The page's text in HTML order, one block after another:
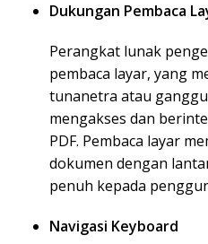
Dukungan Pembaca
Perangkat lunak
pembaca layar, yang
tunanetra atau
mengakses dan
PDF. Pembaca layar
dokumen dengan
penuh kepada
Navigasi Keyboard